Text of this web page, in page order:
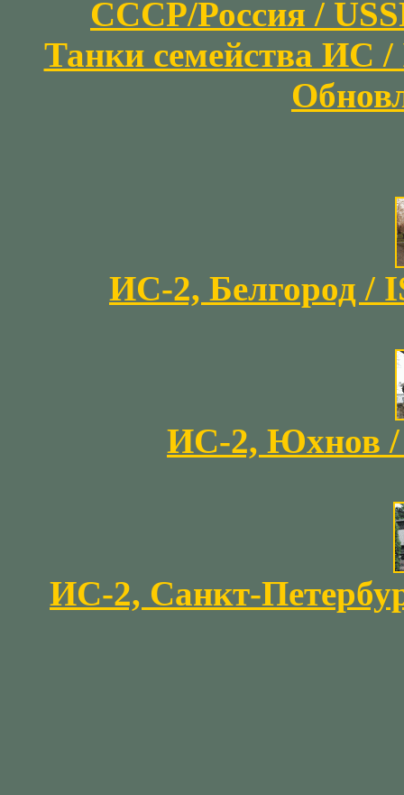
СССР/Россия /
Танки семейства ИС
ИС-2, Белгород /
ИС-2, Юхнов /
ИС-2, Санкт-